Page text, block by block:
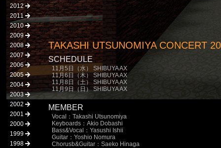
2012
2011
2010
2009
2008
2007
2006
2005
2004
2003
2002
2001
2000
1999
1998
TAKASHI UTSUNOMIYA CONCERT
SCHEDULE
11月5日（水） SHIBUYA AX
11月6日（木） SHIBUYA AX
11月8日（土） SHIBUYA AX
11月9日（日） SHIBUYA AX
MEMBER
Vocal：Takashi Utsunomiya
Keyboards：Akio Dobashi
Bass&Vocal：Yasushi Ishii
Guitar：Yoshio Nomura
Chorusb&Guitar：Saeko Hinaga